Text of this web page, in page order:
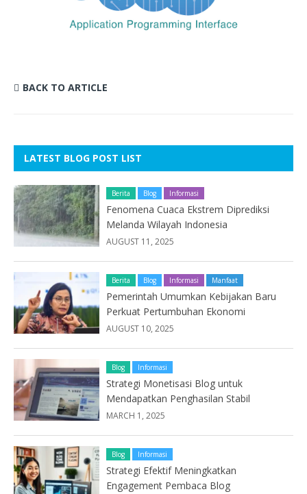
BACK TO ARTICLE
LATEST BLOG POST LIST
Berita Blog Informasi
Fenomena Cuaca Ekstrem Diprediksi
Melanda Wilayah Indonesia
AUGUST 11, 2025
Berita Blog Informasi Manfaat
Pemerintah Umumkan Kebijakan Baru
Perkuat Pertumbuhan Ekonomi
AUGUST 10, 2025
Blog Informasi
Strategi Monetisasi Blog untuk
Mendapatkan Penghasilan Stabil
MARCH 1, 2025
Blog Informasi
Strategi Efektif Meningkatkan
Engagement Pembaca Blog